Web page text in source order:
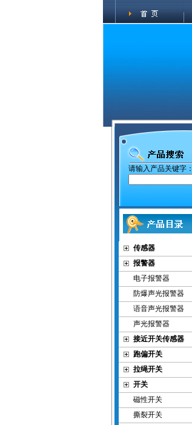
请输入产品关键字：
传感器
报警器
电子报警器
防爆声光报警器
语音声光报警器
声光报警器
接近开关传感器
跑偏开关
拉绳开关
开关
磁性开关
撕裂开关